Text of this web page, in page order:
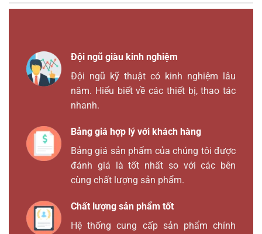
Đội ngũ giàu kinh nghiệm
Đội ngũ kỹ thuật có kinh nghiệm lâu
năm. Hiểu biết về các thiết bị, thao tác
nhanh.
Bảng giá hợp lý với khách hàng
Bảng giá sản phẩm của chúng tôi được
đánh giá là tốt nhất so với các bên
cùng chất lượng sản phẩm.
Chất lượng sản phẩm tốt
Hệ thống cung cấp sản phẩm chính